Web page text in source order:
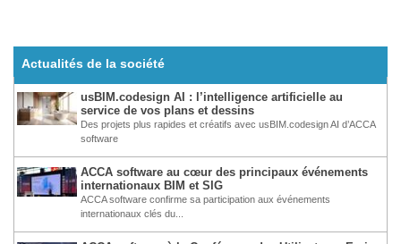
Actualités de la société
usBIM.codesign AI : l’intelligence artificielle au
service de vos plans et dessins
Des projets plus rapides et créatifs avec usBIM.codesign AI d’ACCA
software
ACCA software au cœur des principaux événements
internationaux BIM et SIG
ACCA software confirme sa participation aux événements
internationaux clés du...